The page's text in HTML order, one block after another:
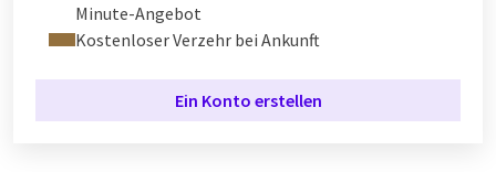
Minute-Angebot
Kostenloser Verzehr bei Ankunft
Ein Konto erstellen